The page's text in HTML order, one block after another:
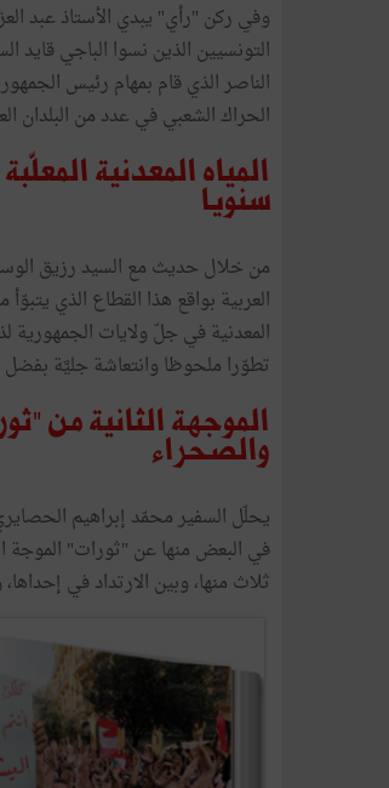
وفي ركن "رأي" يبدي الأستاذ عبد
التونسيين الذين نسوا الباجي قايد
الناصر الذي قام بمهام رئيس
الحراك الشعبي في عدد من البلدان
سنويا
من خلال حديث مع السيد رزيق
العربية بواقع هذا القطاع الذي
المعدنية في جلّ ولايات
تطوّرا ملحوظا وانتعاشة جليَّة بفضل
الموجهة الثانية من
والصحراء
يحلّل السفير محمّد إبراهيم
في البعض منها عن "ثورات"
ثلاث منها، وبين الارتداد في